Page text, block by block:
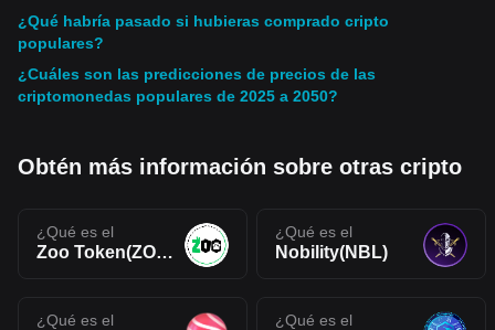
¿Qué habría pasado si hubieras comprado cripto
populares?
¿Cuáles son las predicciones de precios de las
criptomonedas populares de 2025 a 2050?
Obtén más información sobre otras cripto
¿Qué es el
Zoo Token(ZOOT)
¿Qué es el
Nobility(NBL)
¿Qué es el ¿Qué es el